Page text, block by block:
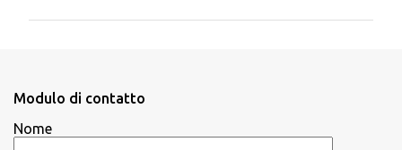
i
Modulo di contatto
Nome